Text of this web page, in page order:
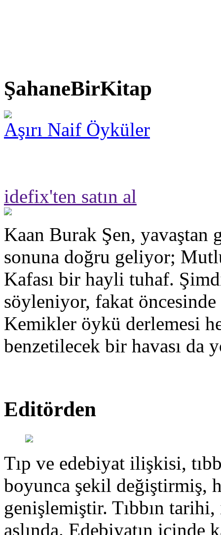
ŞahaneBirKitap
Aşırı Naif Öyküler
idefix'ten satın al
Kaan Burak Şen, yavaştan
sonuna doğru geliyor;
Kafası bir hayli tuhaf.
söyleniyor, fakat
Kemikler öykü derlemesi
benzetilecek bir havası da
Editörden
Tıp ve edebiyat ilişkisi,
boyunca şekil değiştirmiş,
genişlemiştir. Tıbbın
aslında. Edebiyatın içinde